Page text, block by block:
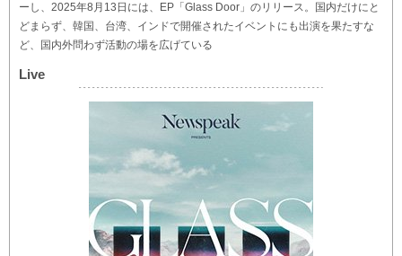
ーし、2025年8月13日には、EP「Glass Door」のリリース。国内だけにと
どまらず、韓国、台湾、インドで開催されたイベントにも出演を果たすな
ど、国内外問わず活動の場を広げている
Live